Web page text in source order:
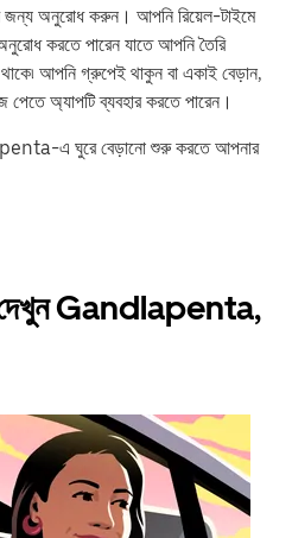
অনুরোধ করুন। আপনি রিয়েল-টাইমে
করতে পারেন যাতে আপনি তৈরি
আপনি গ্রুপেই থাকুন বা একাই বেড়ান,
অ্যাপটি ব্যবহার করতে পারেন।
এ ঘুরে বেড়ানো শুরু করতে আপনার
দেখুন Gandlapenta,